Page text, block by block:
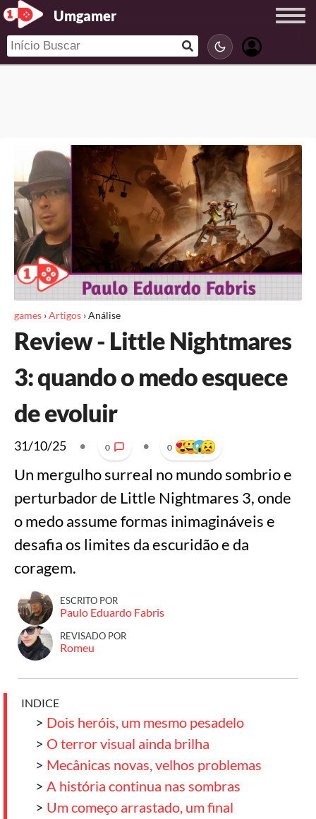
Umgamer
games ›Artigos ›Análise
Review - Little Nightmares
3: quando o medo esquece
de evoluir
31/10/25 • 0 • 0
Un mergulho surreal no mundo sombrio e
perturbador de Little Nightmares 3, onde
o medo assume formas inimagináveis e
desafia os limites da escuridão e da
coragem.
ESCRITO POR
Paulo Eduardo Fabris
REVISADO POR
Romeu
INDICE
> Dois heróis, um mesmo pesadelo
> O terror visual ainda brilha
> Mecânicas novas, velhos problemas
> A história continua nas sombras
> Um começo arrastado, um final